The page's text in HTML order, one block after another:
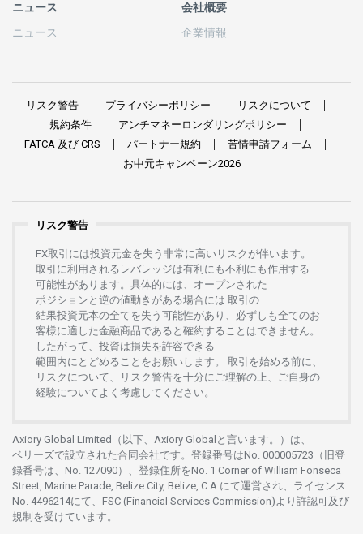
ニュース
ニュース
会社概要
企業情報
リスク警告 プライバシーポリシー
リスクについて
規約条件
アンチマネーロンダリングポリシー
FATCA 及び CRS パートナー規約 苦情申請フォーム
お中元キャンペーン2026
リスク警告
FX取引には投資元金を失う 非常に高い リスクが伴います。
取引に利用さ れる レバレッジは有利にも不利にも作用する
可能性があります。 具体的には、 オープンさ れた
ポジションと 逆の値動きがある場合には 取引の
結果投資元本の全てを失う 可能性があり、 必ずしも全てのお
客様に適した金融商品であると 確約することはできません。
したがって、 投資は損失を許容できる
範囲内にとどめることをお願いします。 取引を始める前に、
リスクについて、
リスク警告を十分にご理解の上、 ご自身の
経験についてよく 考慮してください。
Axiory Global Limited（以下、Axiory Globalと言います。）は、
ベリーズで設立さ れた合同会社です。 登録番号はNo. 000005723（旧登
録番号は、No. 127090）、 登録住所をNo. 1 Corner of William Fonseca
Street, Marine Parade, Belize City, Belize, C.A.にて運営さ れ、 ライセンス
No. 4496214にて、FSC (Financial Services Commission)より 許認可及び
規制を受けています。